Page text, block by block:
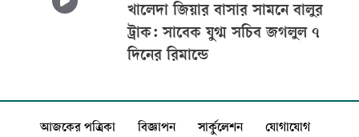
খালেদা জিয়ার বাসার সামনে বালুর
ট্রাক: সাবেক যুগ্ম সচিব জগলুল ৭
দিনের রিমান্ডে
আজকের পত্রিকা বিজ্ঞাপন সার্কুলেশন যোগাযোগ